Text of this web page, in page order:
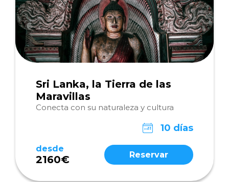
Sri Lanka, la Tierra de las
Maravillas
Conecta con su naturaleza y cultura
10 días
desde
2160€ Reservar